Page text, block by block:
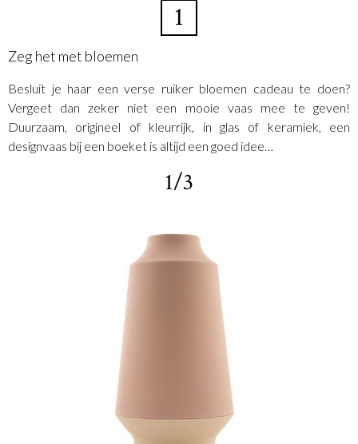
1
Zeg het met bloemen
Besluit je haar een verse ruiker bloemen cadeau te doen?
Vergeet dan zeker niet een mooie vaas mee te geven!
Duurzaam, origineel of kleurrijk, in glas of keramiek, een
designvaas bij een boeket is altijd een goed idee…
1/3